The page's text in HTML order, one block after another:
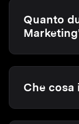
Quanto
Che